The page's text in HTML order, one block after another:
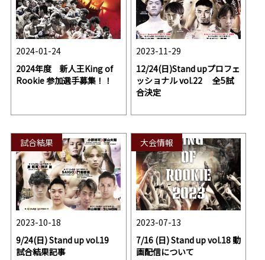
2024-01-24
2024年度 新人王King of
Rookie 参加選手募集！！
2023-11-29
12/24(日)Stand upプロフェ
ッショナル vol.22 全5試
合決定
試合結果
2023-10-18
9/24(日) Stand up vol.19
試合結果記事
大会情報
2023-07-13
7/16 (日) Stand up vol.18 動
画配信について